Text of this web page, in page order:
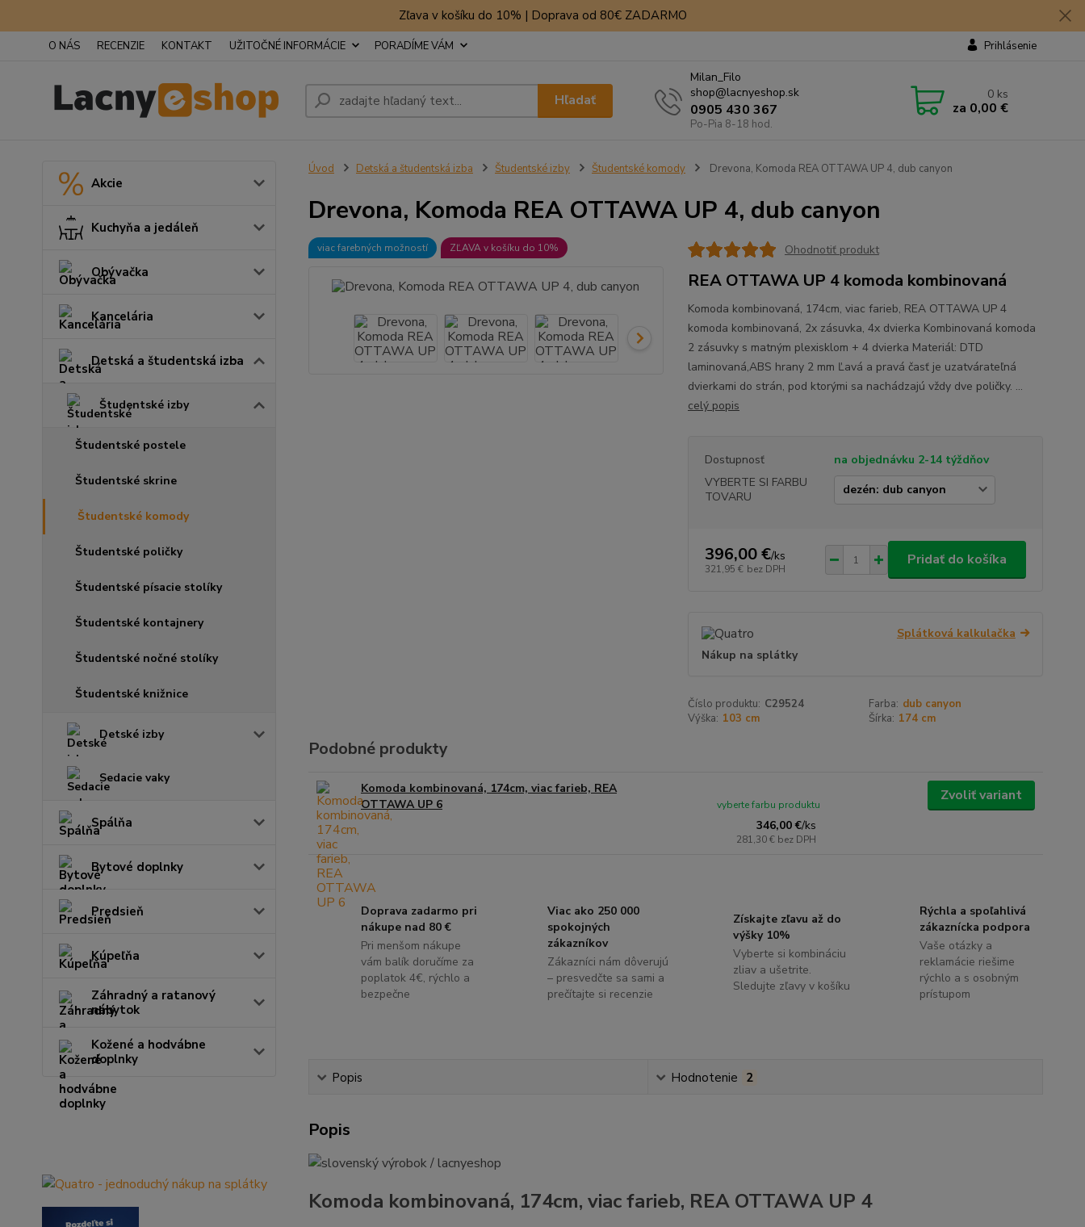
Zľava v košíku do 10% | Doprava od 80€ ZADARMO
O NÁS RECENZIE KONTAKT UŽITOČNÉ INFORMÁCIE PORADÍME VÁM Prihlásenie
Hľadať
Milan_Filo
shop@lacnyeshop.sk
0905 430 367
Po-Pia 8-18 hod.
0 ks
za 0,00 €
Akcie
Kuchyňa a jedáleň
Obývačka
Kancelária
Detská a študentská izba
Študentské izby
Študentské postele
Študentské skrine
Študentské komody
Študentské poličky
Študentské písacie stolíky
Študentské kontajnery
Študentské nočné stolíky
Študentské knižnice
Detské izby
Sedacie vaky
Spálňa
Bytové doplnky
Predsieň
Kúpeľňa
Záhradný a ratanový
nábytok
Kožené a hodvábne
doplnky
Úvod Detská a študentská izba Študentské izby Študentské komody Drevona, Komoda REA OTTAWA UP 4, dub canyon
Drevona, Komoda REA OTTAWA UP 4, dub canyon
viac farebných možností ZĽAVA v košíku do 10% Ohodnotiť produkt
REA OTTAWA UP 4 komoda kombinovaná
Komoda kombinovaná, 174cm, viac farieb, REA OTTAWA UP 4
komoda kombinovaná, 2x zásuvka, 4x dvierka Kombinovaná komoda
2 zásuvky s matným plexisklom + 4 dvierka Materiál: DTD
laminovaná,ABS hrany 2 mm Ľavá a pravá časť je uzatvárateľná
dvierkami do strán, pod ktorými sa nachádzajú vždy dve poličky. ...
celý popis
Dostupnosť
na objednávku 2-14 týždňov
VYBERTE SI FARBU
TOVARU
396,00 €/ks
321,95 € bez DPH
Pridať do košíka
Splátková kalkulačka
Nákup na splátky
Číslo produktu: C29524 Farba: dub canyon
Výška: 103 cm Šírka: 174 cm
Podobné produkty
Komoda kombinovaná, 174cm, viac farieb, REA
OTTAWA UP 6
346,00 €/ks
281,30 € bez DPH
vyberte farbu produktu
Zvoliť variant
Doprava zadarmo pri
nákupe nad 80 €
Pri menšom nákupe
vám balík doručíme za
poplatok 4€, rýchlo a
bezpečne
Viac ako 250 000
spokojných
zákazníkov
Zákazníci nám dôverujú
– presvedčte sa sami a
prečítajte si recenzie
Získajte zľavu až do
výšky 10%
Vyberte si kombináciu
zliav a ušetrite.
Sledujte zľavy v košíku
Rýchla a spoľahlivá
zákaznícka podpora
Vaše otázky a
reklamácie riešime
rýchlo a s osobným
prístupom
Popis Hodnotenie 2
Popis
Komoda kombinovaná, 174cm, viac farieb, REA OTTAWA UP 4